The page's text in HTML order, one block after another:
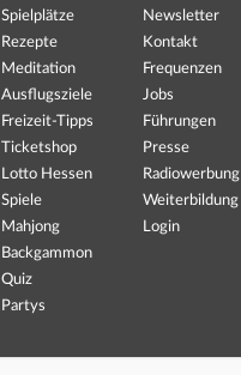
Spielplätze
Rezepte
Meditation
Ausflugsziele
Freizeit-Tipps
Ticketshop
Lotto Hessen
Spiele
Mahjong
Backgammon
Quiz
Partys
Newsletter
Kontakt
Frequenzen
Jobs
Führungen
Presse
Radiowerbung
Weiterbildung
Login